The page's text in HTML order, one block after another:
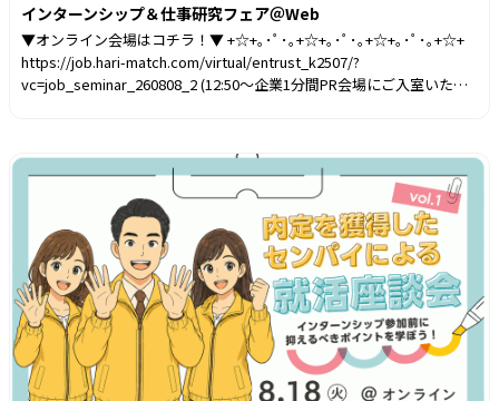
インターンシップ＆仕事研究フェア＠Web
▼オンライン会場はコチラ！▼ +☆+｡･ﾟ･｡+☆+｡･ﾟ･｡+☆+｡･ﾟ･｡+☆+
https://job.hari-match.com/virtual/entrust_k2507/?
vc=job_seminar_260808_2 (12:50～企業1分間PR会場にご入室いただ
入場すれば準備完了！ 企業やセミナーのブースアイコンをクリックす
ると、 自動的にZoomアプリが起動します。山陽電気鉄道出展決定！
🚃✨️兵庫県の人気企業のインターンシップ・オープンカンパニーが見